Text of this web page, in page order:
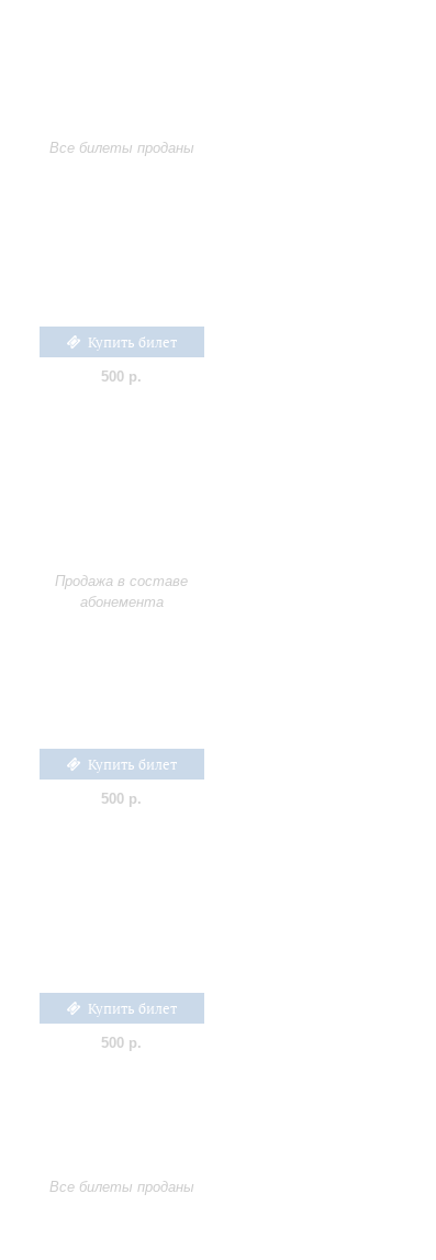
Все билеты проданы
Купить билет
500 р.
Продажа в составе
абонемента
Купить билет
500 р.
Купить билет
500 р.
Все билеты проданы